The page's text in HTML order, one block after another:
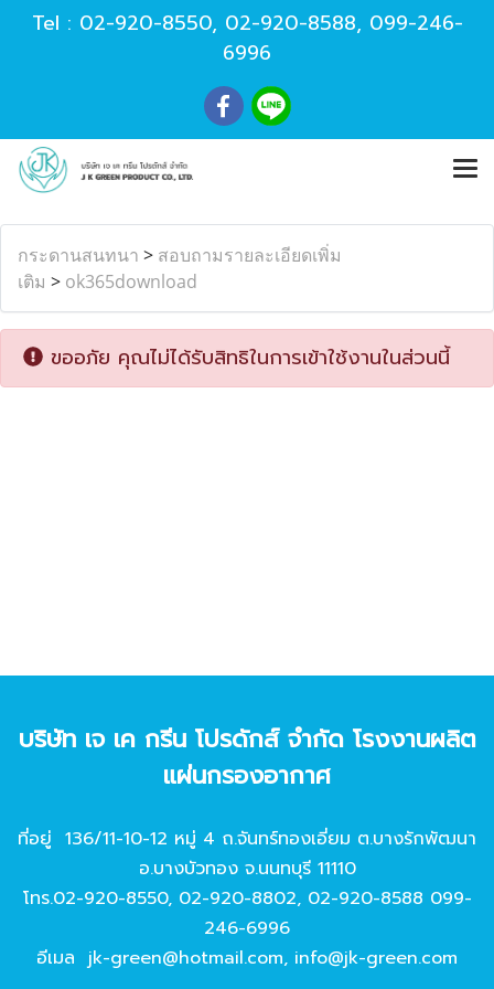
Tel : 02-920-8550, 02-920-8588, 099-246-
6996
กระดานสนทนา > สอบถามรายละเอียดเพิ่ม
เติม > ok365download
ขออภัย คุณไม่ได้รับสิทธิในการเข้าใช้งานในส่วนนี้
บริษัท เจ เค กรีน โปรดักส์ จํากัด โรงงานผลิต
แผ่นกรองอากาศ
ที่อยู่ 136/11-10-12 หมู่ 4 ถ.จันทร์ทองเอี่ยม ต.บางรักพัฒนา
อ.บางบัวทอง จ.นนทบุรี 11110
โทร.02-920-8550, 02-920-8802, 02-920-8588 099-
246-6996
อีเมล jk-green@hotmail.com, info@jk-green.com